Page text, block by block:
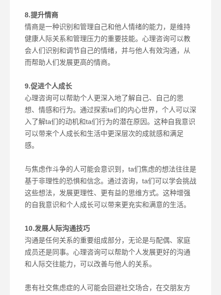
8.提升情商
情商是一种识别和管理自己和他人情绪的能力，是维持
健康人际关系和管理压力的重要技能。心理咨询可以教
会人们识别和调节自己的情绪，并与他人有效沟通，从
而帮助人们发展更高的情商。
9.促进个人成长
心理咨询可以帮助个人更深入地了解自己、自己的思
想、情感和行为。通过探索ta们的内心世界，个人可以深
入了解ta们的动机和ta们行为的潜在原因。这种自我意识
可以带来个人成长和生活中更深层次的成就感和满足
感。
与焦虑作斗争的人可能会意识到，ta们焦虑的想法往往是
基于非理性的恐惧和信念。通过咨询，ta们可以学会挑战
这些想法，发展更理性、更有益的思维方式。这种增强
的自我意识和个人成长可以带来更充实和满意的生活。
10.发展人际沟通技巧
沟通是任何关系的重要组成部分，无论是与配偶、家庭
成员还是同事。心理咨询可以帮助个人发展更好的沟通
和人际交往能力，可以改善与他人的关系。
患有社交焦虑症的人可能会回避社交场合，在交朋友方